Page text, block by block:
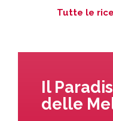
Tutte le
Il
delle